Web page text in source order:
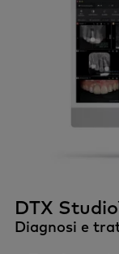
DTX
Diagnosi e